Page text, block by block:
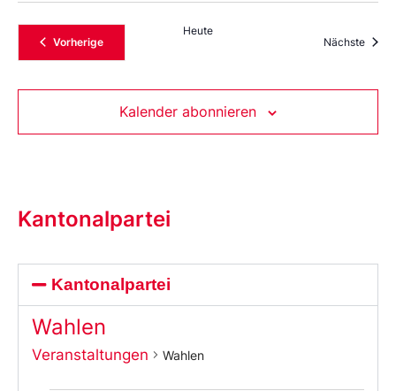
VorherigeVeranstaltungen
Heute
Nächste
Kalender abonnieren
Kantonalpartei
Kantonalpartei
Wahlen
Veranstaltungen Wahlen